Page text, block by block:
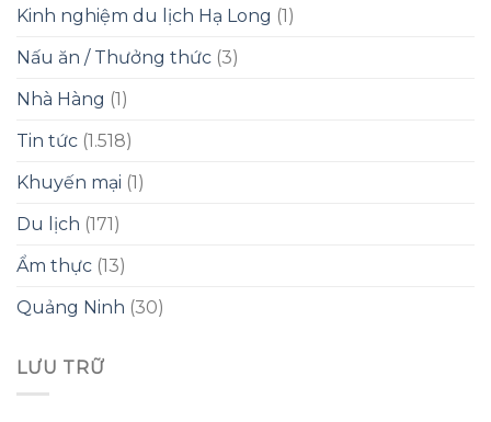
Kinh nghiệm du lịch Hạ Long (1)
Nấu ăn / Thưởng thức (3)
Nhà Hàng (1)
Tin tức (1.518)
Khuyến mại (1)
Du lịch (171)
Ẩm thực (13)
Quảng Ninh (30)
LƯU TRỮ